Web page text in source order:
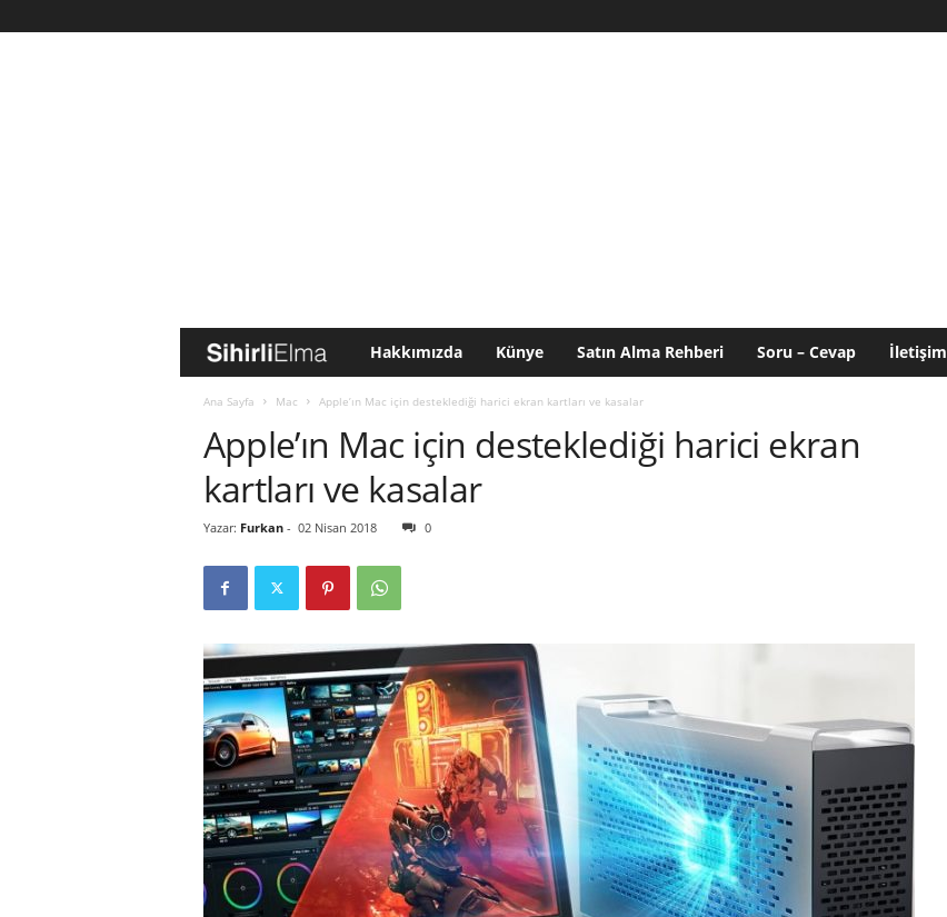
i
h
i
i
E
l
m
a
Hakkımızda Künye Satın Alma Rehberi Soru – Cevap İletişim
Ana Sayfa Mac Apple’ın Mac için desteklediği harici ekran kartları ve kasalar
Apple’ın Mac için desteklediği harici ekran
kartları ve kasalar
Yazar: Furkan- 02 Nisan 2018 0